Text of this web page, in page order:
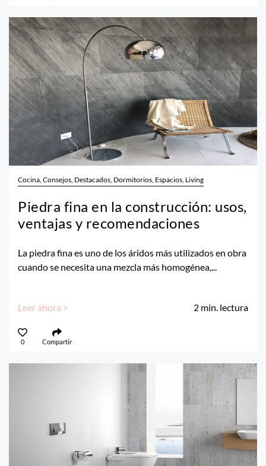
Cocina, Consejos, Destacados, Dormitorios, Espacios, Living
Piedra fina en la construcción: usos,
ventajas y recomendaciones
La piedra fina es uno de los áridos más utilizados en obra
cuando se necesita una mezcla más homogénea,...
Leer ahora > 2 min. lectura
0 Compartir